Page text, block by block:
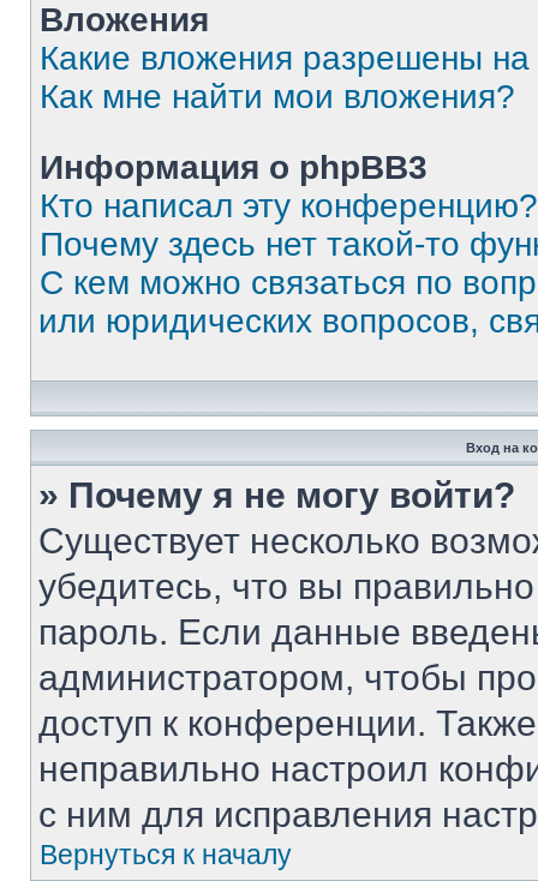
Вложения
Какие вложения разрешены
Как мне найти мои вложения?
Информация о phpBB3
Кто написал эту конференцию?
Почему здесь нет такой-то
С кем можно связаться по
или юридических вопросов,
Вход на
» Почему я не могу войти?
Существует несколько
убедитесь, что вы
пароль. Если данные
администратором, чтобы
доступ к конференции.
неправильно настроил
с ним для исправления
Вернуться к началу